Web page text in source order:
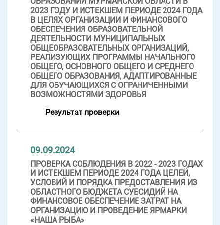
2023 ГОДУ И ИСТЕКШЕМ ПЕРИОДЕ 2024 ГОДА
В ЦЕЛЯХ ОРГАНИЗАЦИИ И ФИНАНСОВОГО
ОБЕСПЕЧЕНИЯ ОБРАЗОВАТЕЛЬНОЙ
ДЕЯТЕЛЬНОСТИ МУНИЦИПАЛЬНЫХ
ОБЩЕОБРАЗОВАТЕЛЬНЫХ ОРГАНИЗАЦИЙ,
РЕАЛИЗУЮЩИХ ПРОГРАММЫ НАЧАЛЬНОГО
ОБЩЕГО, ОСНОВНОГО ОБЩЕГО И СРЕДНЕГО
ОБЩЕГО ОБРАЗОВАНИЯ, АДАПТИРОВАННЫЕ
ДЛЯ ОБУЧАЮЩИХСЯ С ОГРАНИЧЕННЫМИ
ВОЗМОЖНОСТЯМИ ЗДОРОВЬЯ
Результат проверки
09.09.2024
ПРОВЕРКА СОБЛЮДЕНИЯ В 2022 - 2023 ГОДАХ
И ИСТЕКШЕМ ПЕРИОДЕ 2024 ГОДА ЦЕЛЕЙ,
УСЛОВИЙ И ПОРЯДКА ПРЕДОСТАВЛЕНИЯ ИЗ
ОБЛАСТНОГО БЮДЖЕТА СУБСИДИЙ НА
ФИНАНСОВОЕ ОБЕСПЕЧЕНИЕ ЗАТРАТ НА
ОРГАНИЗАЦИЮ И ПРОВЕДЕНИЕ ЯРМАРКИ
«НАША РЫБА»